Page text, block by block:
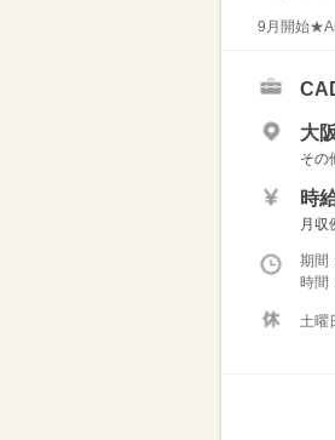
9月開始
大
その
時
月収
期
時間
土曜